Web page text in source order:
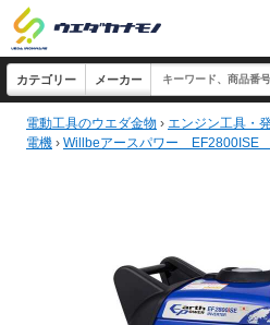
電動工具のウエダ金物 › エンジン工具・
電機 › Willbeアースパワー EF2800ISE